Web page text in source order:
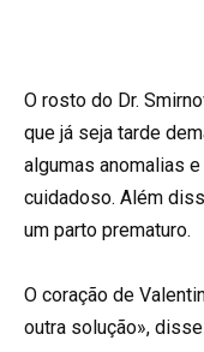
O rosto do Dr.
que já seja tarde
algumas anomalias
cuidadoso. Além
um parto prematuro.
O coração de
outra solução»,